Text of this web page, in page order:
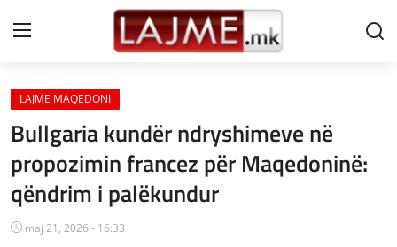
Shtëpi
LAJME MAQEDONI
SHQIPERI
KOSOVA
LAJME MAQEDONI
Bullgaria kundër ndryshimeve në
propozimin francez për Maqedoninë:
qëndrim i palëkundur
maj 21, 2026 - 16:33